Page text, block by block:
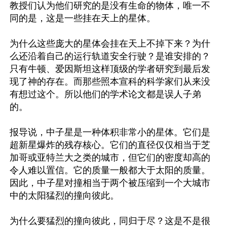
教授们认为他们研究的是没有生命的物体，唯一不
同的是，这是一些挂在天上的星体。
为什么这些庞大的星体会挂在天上不掉下来？为什
么还沿着自己的运行轨道安全行驶？是谁安排的？
只有牛顿、爱因斯坦这样顶级的学者研究到最后发
现了神的存在。而那些照本宣科的科学家们从来没
有想过这个。所以他们的学术论文都是误人子弟
的。
报导说，中子星是一种体积非常小的星体。它们是
超新星爆炸的残存核心。它们的直径仅仅相当于芝
加哥或亚特兰大之类的城市，但它们的密度却高的
令人难以置信。它的质量一般都大于太阳的质量。
因此，中子星对撞相当于两个被压缩到一个大城市
中的太阳猛烈的撞向彼此。
为什么要猛烈的撞向彼此，同归于尽？这是不是很